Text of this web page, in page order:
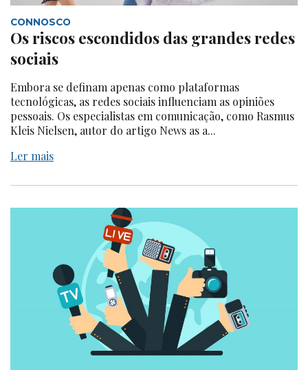
CONNOSCO
Os riscos escondidos das grandes redes
sociais
Embora se definam apenas como plataformas
tecnológicas, as redes sociais influenciam as opiniões
pessoais. Os especialistas em comunicação, como Rasmus
Kleis Nielsen, autor do artigo News as a...
Ler mais